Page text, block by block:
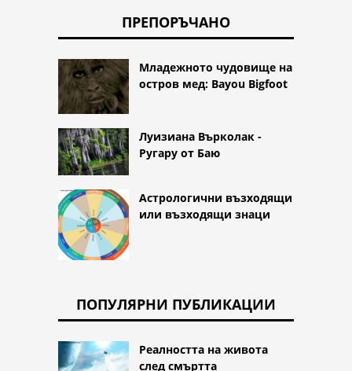
ПРЕПОРЪЧАНО
Младежното чудовище на
остров мед: Bayou Bigfoot
Луизиана Върколак -
Ругару от Баю
Астрологични възходящи
или възходящи знаци
ПОПУЛЯРНИ ПУБЛИКАЦИИ
Реалността на живота
след смъртта